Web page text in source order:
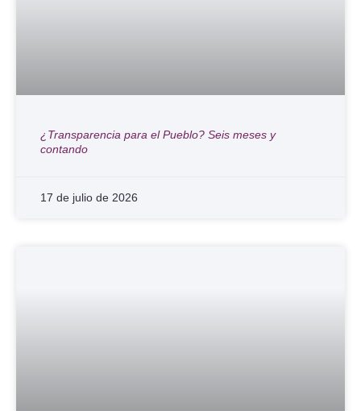
¿Transparencia para el Pueblo? Seis meses y
contando
17 de julio de 2026